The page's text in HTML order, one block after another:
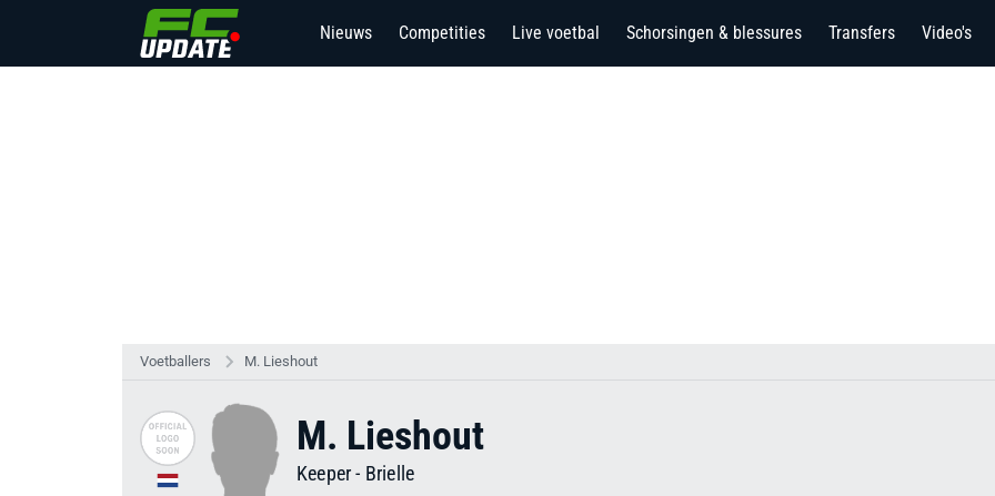
Nieuws Competities Live voetbal Schorsingen & blessures Transfers Video's
Voetballers M. Lieshout
M. Lieshout
Keeper- Brielle